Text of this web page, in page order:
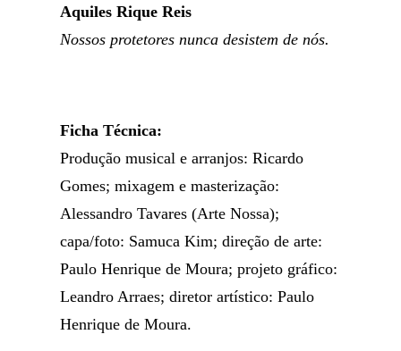
Aquiles Rique Reis
Nossos protetores nunca desistem de nós.
Ficha Técnica:
Produção musical e arranjos: Ricardo
Gomes; mixagem e masterização:
Alessandro Tavares (Arte Nossa);
capa/foto: Samuca Kim; direção de arte:
Paulo Henrique de Moura; projeto gráfico:
Leandro Arraes; diretor artístico: Paulo
Henrique de Moura.